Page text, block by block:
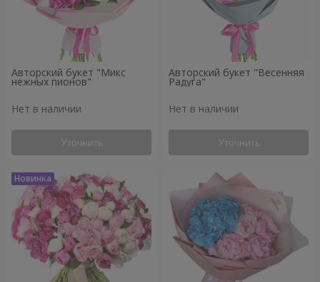
Авторский букет "Микс
нежных пионов"
Нет в наличии
Уточнить
Авторский букет "Весенняя
Радуга"
Нет в наличии
Уточнить